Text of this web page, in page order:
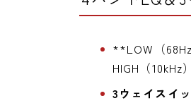
**LOW（
HIGH（
3ウェイスイ